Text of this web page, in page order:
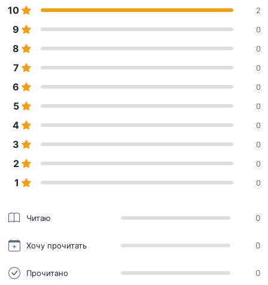
10 2
9 0
8 0
7 0
6 0
5 0
4 0
3 0
2 0
1 0
Читаю 0
Хочу прочитать 0
Прочитано 0